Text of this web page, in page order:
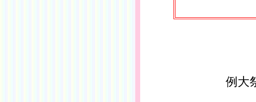
例大